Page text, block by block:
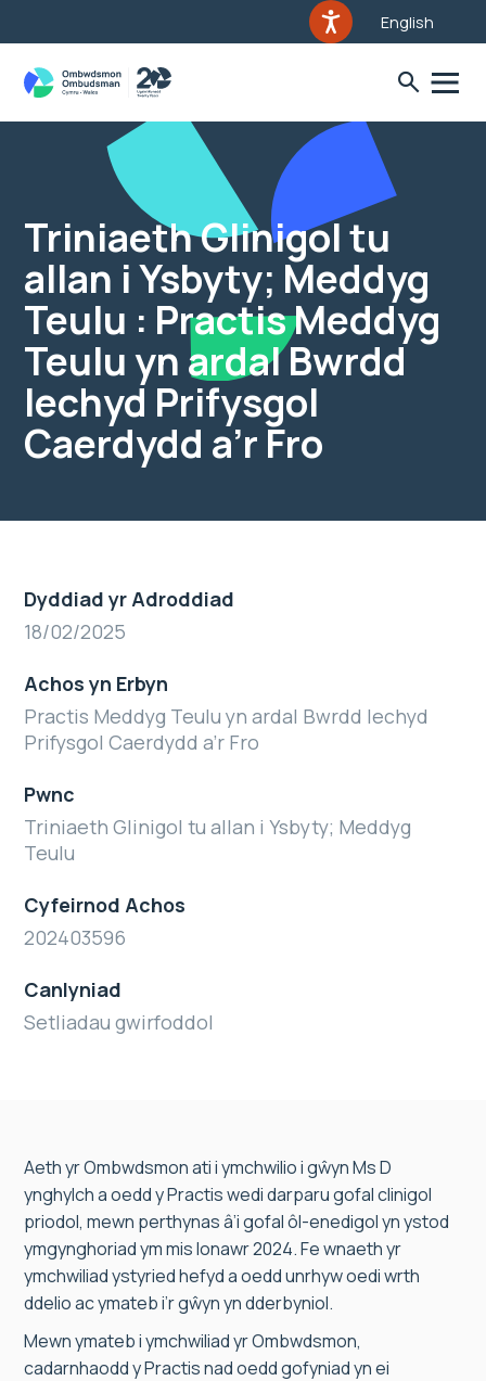
English
Triniaeth Glinigol tu
allan i Ysbyty; Meddyg
Teulu : Practis Meddyg
Teulu yn ardal Bwrdd
Iechyd Prifysgol
Caerdydd a’r Fro
Dyddiad yr Adroddiad
18/02/2025
Achos yn Erbyn
Practis Meddyg Teulu yn ardal Bwrdd Iechyd
Prifysgol Caerdydd a’r Fro
Pwnc
Triniaeth Glinigol tu allan i Ysbyty; Meddyg
Teulu
Cyfeirnod Achos
202403596
Canlyniad
Setliadau gwirfoddol
Aeth yr Ombwdsmon ati i ymchwilio i gŵyn Ms D
ynghylch a oedd y Practis wedi darparu gofal clinigol
priodol, mewn perthynas â’i gofal ôl-enedigol yn ystod
ymgynghoriad ym mis Ionawr 2024. Fe wnaeth yr
ymchwiliad ystyried hefyd a oedd unrhyw oedi wrth
ddelio ac ymateb i’r gŵyn yn dderbyniol.
Mewn ymateb i ymchwiliad yr Ombwdsmon,
cadarnhaodd y Practis nad oedd gofyniad yn ei